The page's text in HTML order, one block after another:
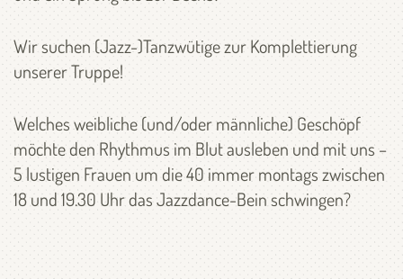
Wir suchen (Jazz-)Tanzwütige zur Komplettierung
unserer Truppe!
Welches weibliche (und/oder männliche) Geschöpf
möchte den Rhythmus im Blut ausleben und mit uns –
5 lustigen Frauen um die 40 immer montags zwischen
18 und 19.30 Uhr das Jazzdance-Bein schwingen?